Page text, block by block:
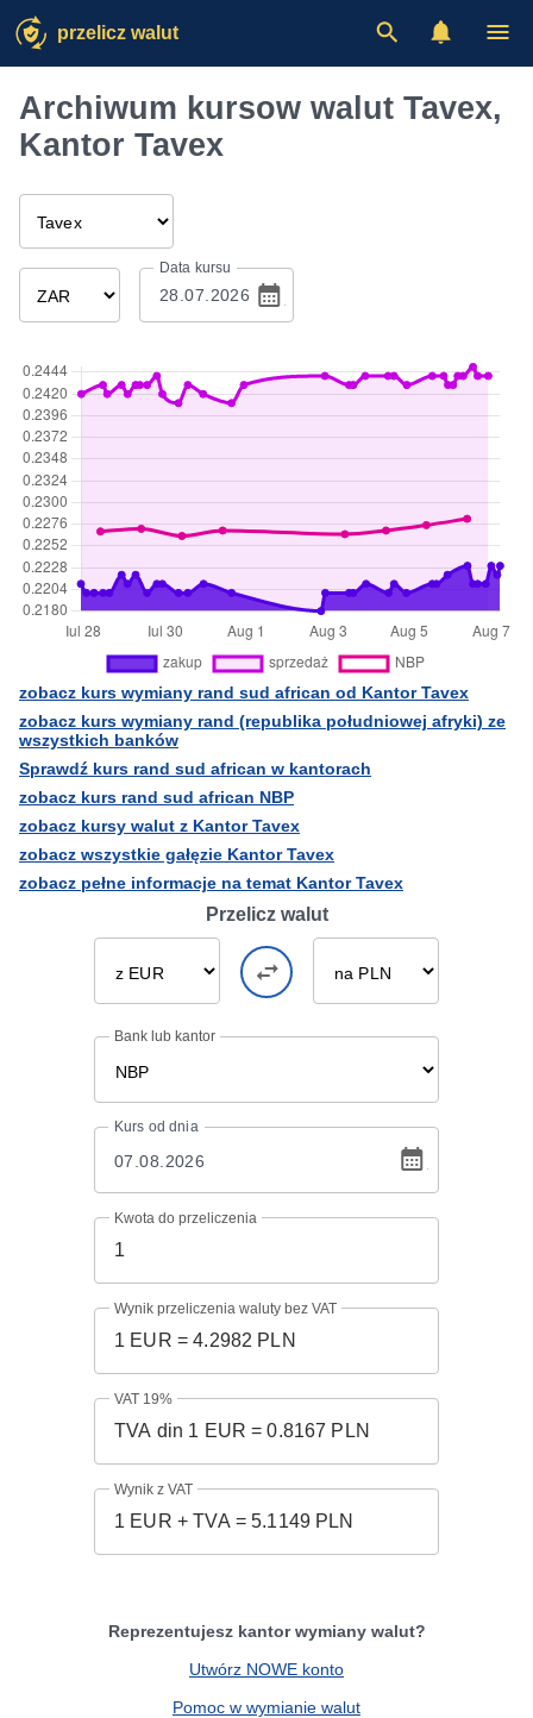
przelicz walut
Archiwum kursow walut Tavex,
Kantor Tavex
Data kursu
zobacz kurs wymiany rand sud african od Kantor Tavex
zobacz kurs wymiany rand (republika południowej afryki) ze
wszystkich banków
Sprawdź kurs rand sud african w kantorach
zobacz kurs rand sud african NBP
zobacz kursy walut z Kantor Tavex
zobacz wszystkie gałęzie Kantor Tavex
zobacz pełne informacje na temat Kantor Tavex
Przelicz walut
Bank lub kantor
Kurs od dnia
Kwota do przeliczenia
Wynik przeliczenia waluty bez VAT
VAT 19%
Wynik z VAT
Reprezentujesz kantor wymiany walut?
Utwórz NOWE konto
Pomoc w wymianie walut